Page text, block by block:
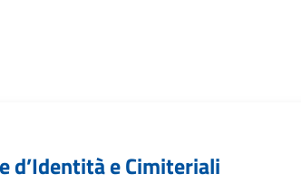
d’Identità e Cimiteriali